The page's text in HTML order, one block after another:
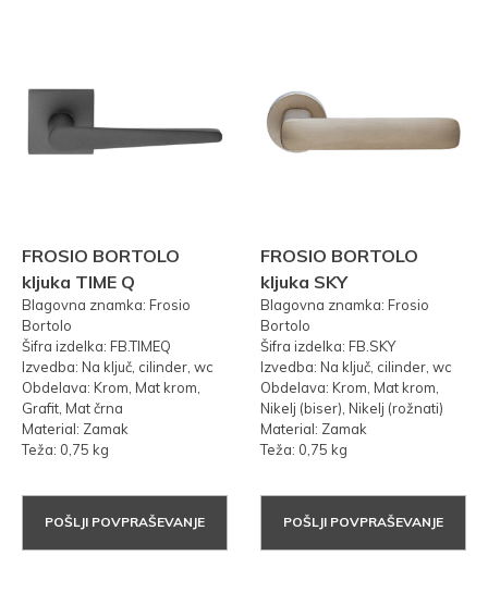
FROSIO BORTOLO
kljuka TIME Q
Blagovna znamka: Frosio
Bortolo
Šifra izdelka: FB.TIMEQ
Izvedba: Na ključ, cilinder, wc
Obdelava: Krom, Mat krom,
Grafit, Mat črna
Material: Zamak
Teža: 0,75 kg
POŠLJI POVPRAŠEVANJE
FROSIO BORTOLO
kljuka SKY
Blagovna znamka: Frosio
Bortolo
Šifra izdelka: FB.SKY
Izvedba: Na ključ, cilinder, wc
Obdelava: Krom, Mat krom,
Nikelj (biser), Nikelj (rožnati)
Material: Zamak
Teža: 0,75 kg
POŠLJI POVPRAŠEVANJE